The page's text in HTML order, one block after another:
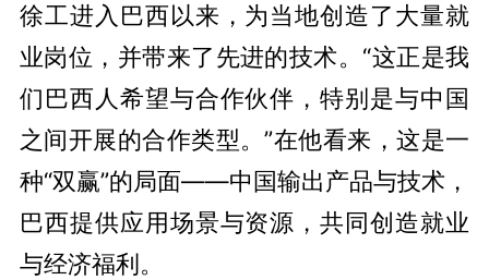
徐工进入巴西以来，为当地创造了大量就
业岗位，并带来了先进的技术。“这正是我
们巴西人希望与合作伙伴，特别是与中国
之间开展的合作类型。”在他看来，这是一
种“双赢”的局面——中国输出产品与技术，
巴西提供应用场景与资源，共同创造就业
与经济福利。